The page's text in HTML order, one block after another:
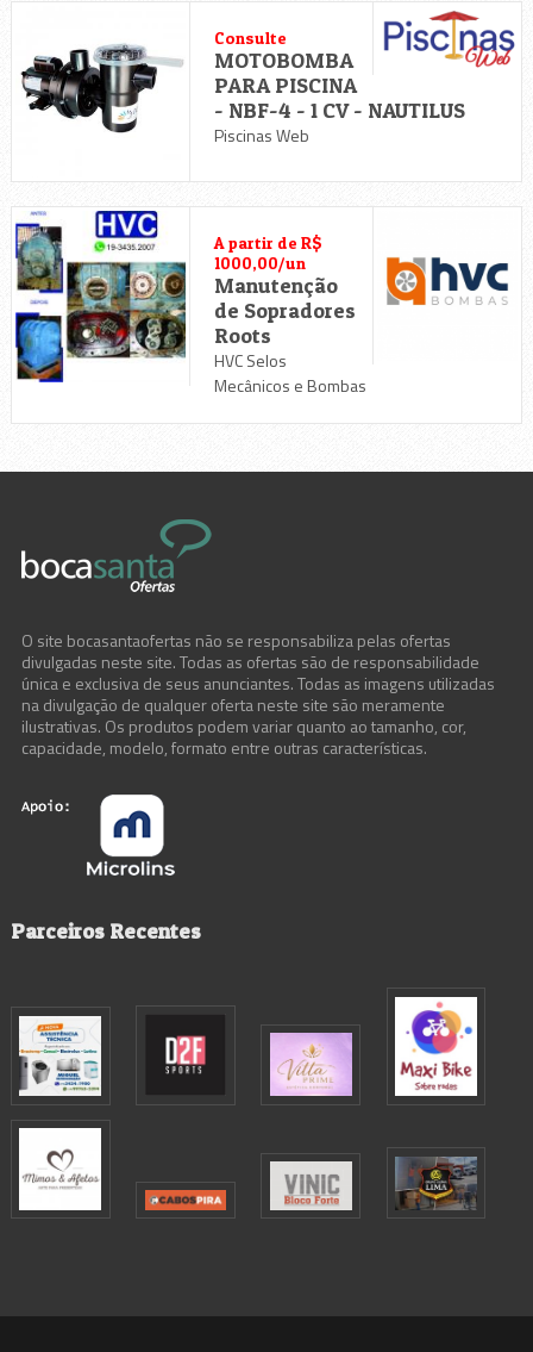
Consulte
MOTOBOMBA
PARA PISCINA
- NBF-4 - 1 CV - NAUTILUS
Piscinas Web
A partir de R$
1000,00/un
Manutenção
de Sopradores
Roots
HVC Selos
Mecânicos e Bombas
O site bocasantaofertas não se responsabiliza pelas ofertas
divulgadas neste site. Todas as ofertas são de responsabilidade
única e exclusiva de seus anunciantes. Todas as imagens utilizadas
na divulgação de qualquer oferta neste site são meramente
ilustrativas. Os produtos podem variar quanto ao tamanho, cor,
capacidade, modelo, formato entre outras características.
Parceiros Recentes